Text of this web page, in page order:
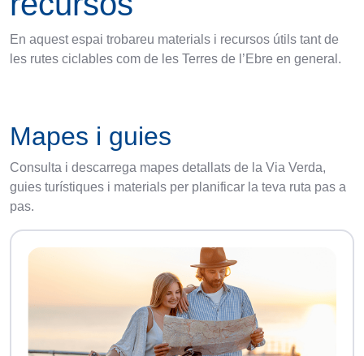
En aquest espai trobareu materials i recursos útils tant de
les rutes ciclables com de les Terres de l’Ebre en general.
Mapes i guies
Consulta i descarrega mapes detallats de la Via Verda,
guies turístiques i materials per planificar la teva ruta pas a
pas.